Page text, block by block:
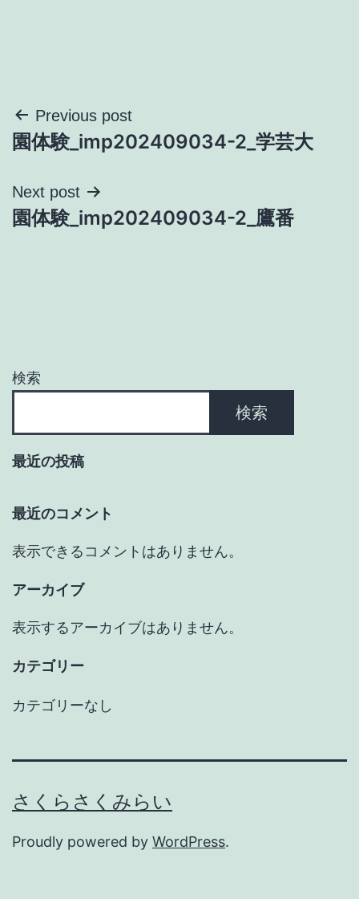
投
稿
ナ
ビ
ョ
Previous post
園体験_imp202409034-2_学芸大
Next post
園体験_imp202409034-2_鷹番
検索
検索
最近の投稿
最近のコメント
表示できるコメントはありません。
アーカイブ
表示するアーカイブはありません。
カテゴリー
カテゴリーなし
さくらさくみらい
Proudly powered by WordPress.